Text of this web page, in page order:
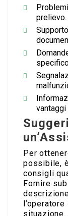
prelievo.
vantaggi
Per
possibile,
consigli
Fornire